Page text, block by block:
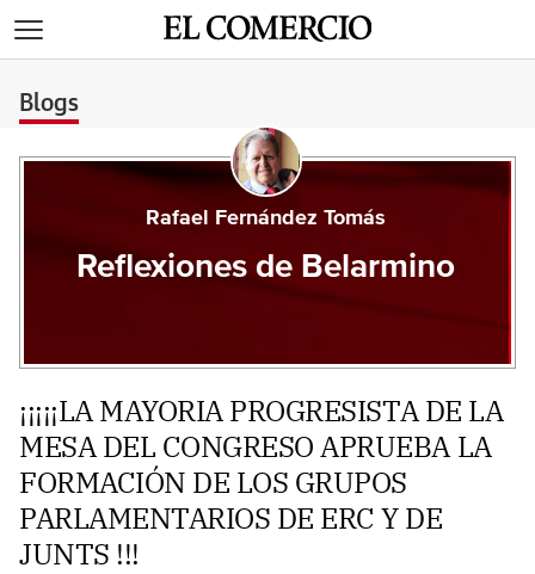
Blogs
Rafael Fernández Tomás
Reflexiones de Belarmino
¡¡¡¡¡LA MAYORIA PROGRESISTA DE LA
MESA DEL CONGRESO APRUEBA LA
FORMACIÓN DE LOS GRUPOS
PARLAMENTARIOS DE ERC Y DE
JUNTS !!!